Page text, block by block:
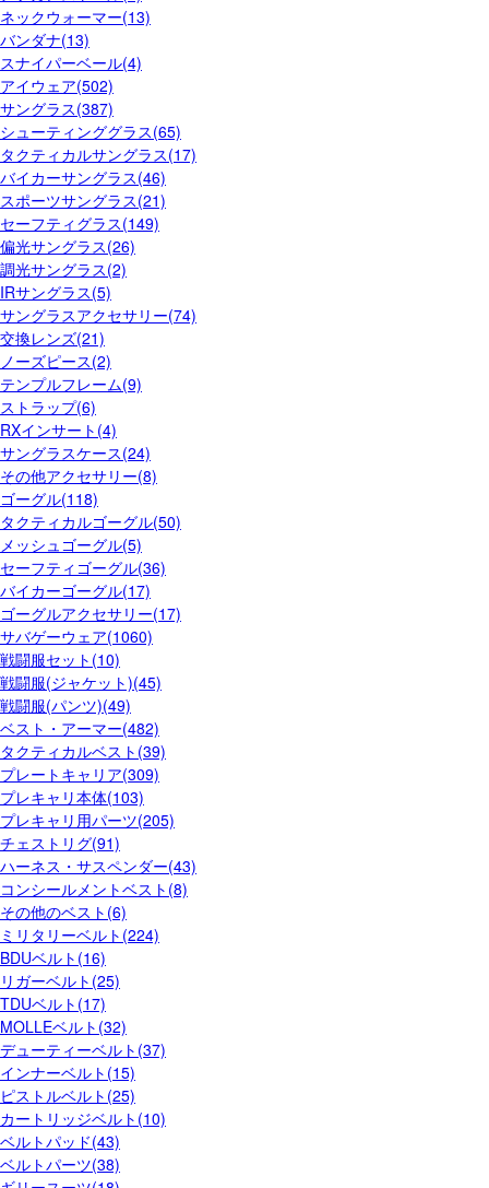
ネックウォーマー(13)
バンダナ(13)
スナイパーベール(4)
アイウェア(502)
サングラス(387)
シューティンググラス(65)
タクティカルサングラス(17)
バイカーサングラス(46)
スポーツサングラス(21)
セーフティグラス(149)
偏光サングラス(26)
調光サングラス(2)
IRサングラス(5)
サングラスアクセサリー(74)
交換レンズ(21)
ノーズピース(2)
テンプルフレーム(9)
ストラップ(6)
RXインサート(4)
サングラスケース(24)
その他アクセサリー(8)
ゴーグル(118)
タクティカルゴーグル(50)
メッシュゴーグル(5)
セーフティゴーグル(36)
バイカーゴーグル(17)
ゴーグルアクセサリー(17)
サバゲーウェア(1060)
戦闘服セット(10)
戦闘服(ジャケット)(45)
戦闘服(パンツ)(49)
ベスト・アーマー(482)
タクティカルベスト(39)
プレートキャリア(309)
プレキャリ本体(103)
プレキャリ用パーツ(205)
チェストリグ(91)
ハーネス・サスペンダー(43)
コンシールメントベスト(8)
その他のベスト(6)
ミリタリーベルト(224)
BDUベルト(16)
リガーベルト(25)
TDUベルト(17)
MOLLEベルト(32)
デューティーベルト(37)
インナーベルト(15)
ピストルベルト(25)
カートリッジベルト(10)
ベルトパッド(43)
ベルトパーツ(38)